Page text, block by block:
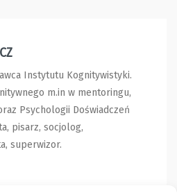
Instytutu Kognitywistyki.
m.in w mentoringu,
Psychologii Doświadczeń
pisarz, socjolog,
superwizor.